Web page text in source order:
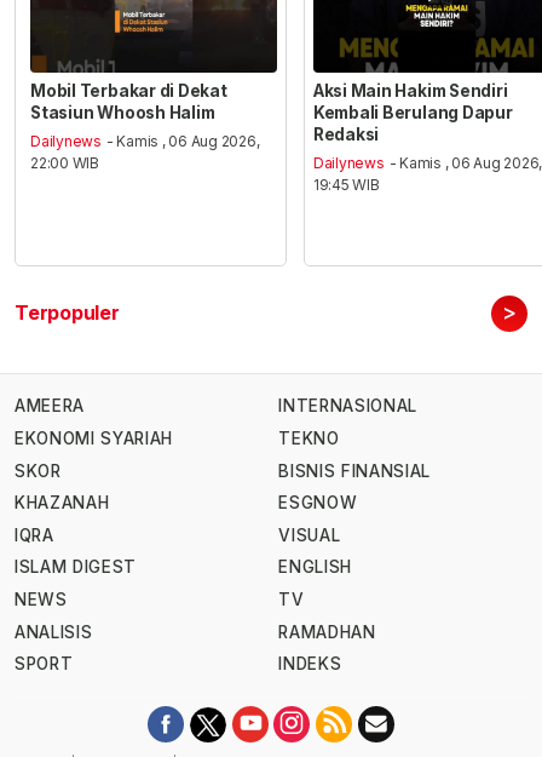
Mobil Terbakar di Dekat
Stasiun Whoosh Halim
Dailynews - Kamis , 06 Aug 2026,
22:00 WIB
Aksi Main Hakim Sendiri
Kembali Berulang Dapur
Redaksi
Dailynews - Kamis , 06 Aug 2026,
19:45 WIB
Terpopuler >
AMEERA
EKONOMI SYARIAH
SKOR
KHAZANAH
IQRA
ISLAM DIGEST
NEWS
ANALISIS
SPORT
INTERNASIONAL
TEKNO
BISNIS FINANSIAL
ESGNOW
VISUAL
ENGLISH
TV
RAMADHAN
INDEKS